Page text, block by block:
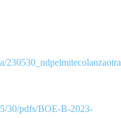
30/pdfs/BOE-B-2023-